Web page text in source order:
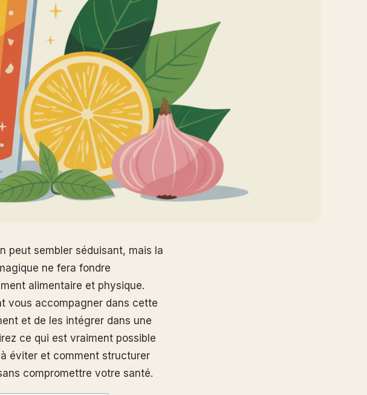
peut sembler séduisant, mais la
ne fera fondre
alimentaire et physique.
vous accompagner dans cette
et de les intégrer dans une
ce qui est vraiment possible
éviter et comment structurer
compromettre votre santé.